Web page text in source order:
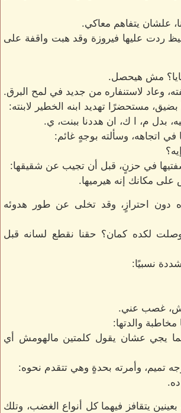
علشان يتفاهم معاكي.
ردت عليها فيروزة وقد هبت واقفة على
مش هيحصل.
وعاد لاستنفاره من جديد في لمح البرق.
مستحضرًا تهديد ابنه الخطير لابنته:
بدل م، ا ك، ان هددنا ببنت، ي.
في اتجاهه، وسألته بوجهٍ غائم:
في حزنٍ، قبل أن تجيب عن شقيقها:
على مكانك إنه هيرميها.
دون احترازٍ، وقد تخلى عن طور هدوئه
لكده كمان؟ حقنا نقطع لسانه قبل
نسبيًا:
غصب عني.
مخاطبة والدتها:
يجي عشان يقول كلمتين مالهومش أي
تميم، وأمرته بحدةٍ وهي تتقدم نحوه:
يتقافز فيهما كل أنواع الغضب، وتلك